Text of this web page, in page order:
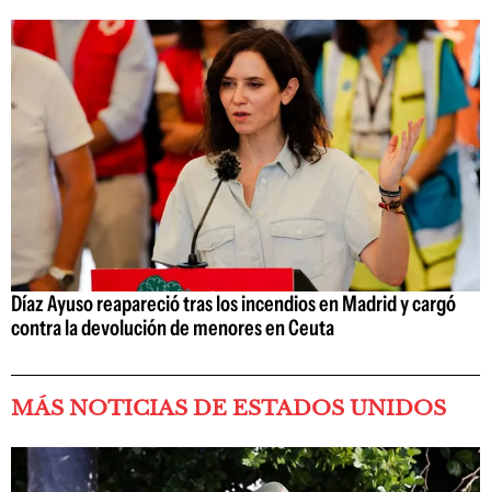
Díaz Ayuso reapareció tras los incendios en Madrid y cargó
contra la devolución de menores en Ceuta
MÁS NOTICIAS DE ESTADOS UNIDOS